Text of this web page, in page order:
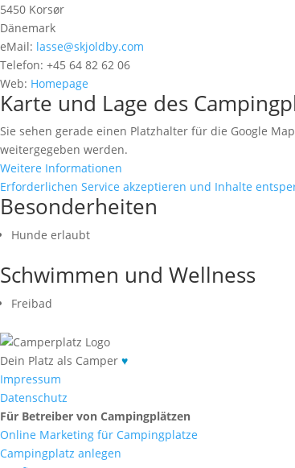
5450 Korsør
Dänemark
eMail: lasse@skjoldby.com
Telefon: +45 64 82 62 06
Web: Homepage
Karte und Lage des
Sie sehen gerade einen Platzhalter für die Google
weitergegeben werden.
Weitere Informationen
Erforderlichen Service akzeptieren und Inhalte
Besonderheiten
Hunde erlaubt
Schwimmen und Wellness
Freibad
Dein Platz als Camper ♥
Impressum
Datenschutz
Für Betreiber von Campingplätzen
Online Marketing für Campingplatze
Campingplatz anlegen